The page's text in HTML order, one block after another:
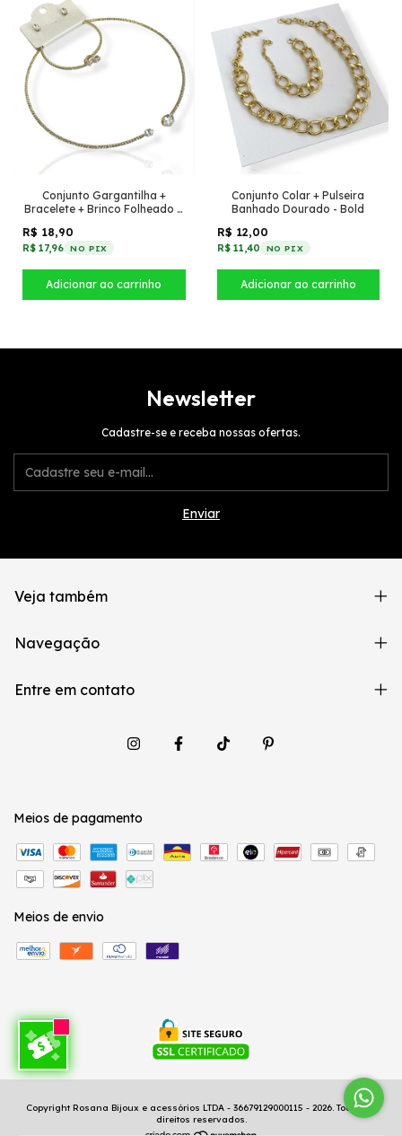
Conjunto Gargantilha +
Bracelete + Brinco Folheado a
R$ 18,90
R$ 17,96 NO PIX
Conjunto Colar + Pulseira
Banhado Dourado - Bold
R$ 12,00
R$ 11,40 NO PIX
Newsletter
Cadastre-se e receba nossas ofertas.
Veja também
Navegação
Entre em contato
Meios de pagamento
Meios de envio
Copyright Rosana Bijoux e acessórios LTDA - 36679129000115 - 2026. Todos os
direitos reservados.